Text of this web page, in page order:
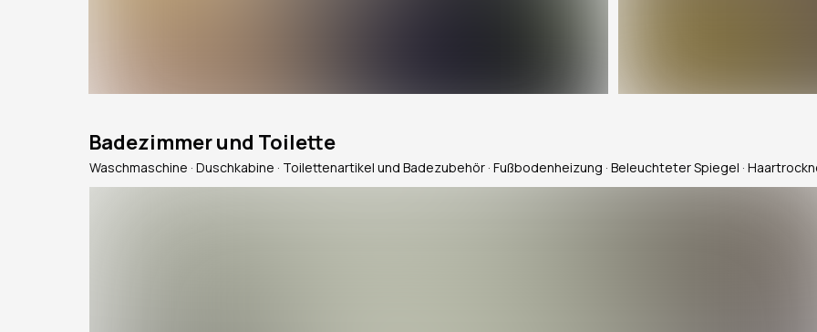
Waschmaschine · Duschkabine · Toilettenartikel und Badezubehör · Fußbodenheizung · Beleuchteter Spiegel ·
Badezimmer und Toilette